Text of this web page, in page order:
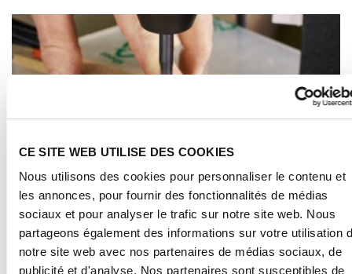
CE SITE WEB UTILISE DES COOKIES
Nous utilisons des cookies pour personnaliser le contenu et
les annonces, pour fournir des fonctionnalités de médias
sociaux et pour analyser le trafic sur notre site web. Nous
partageons également des informations sur votre utilisation
notre site web avec nos partenaires de médias sociaux, de
publicité et d'analyse. Nos partenaires sont susceptibles de
Voici comment le PLEXIGLAS® est traité.